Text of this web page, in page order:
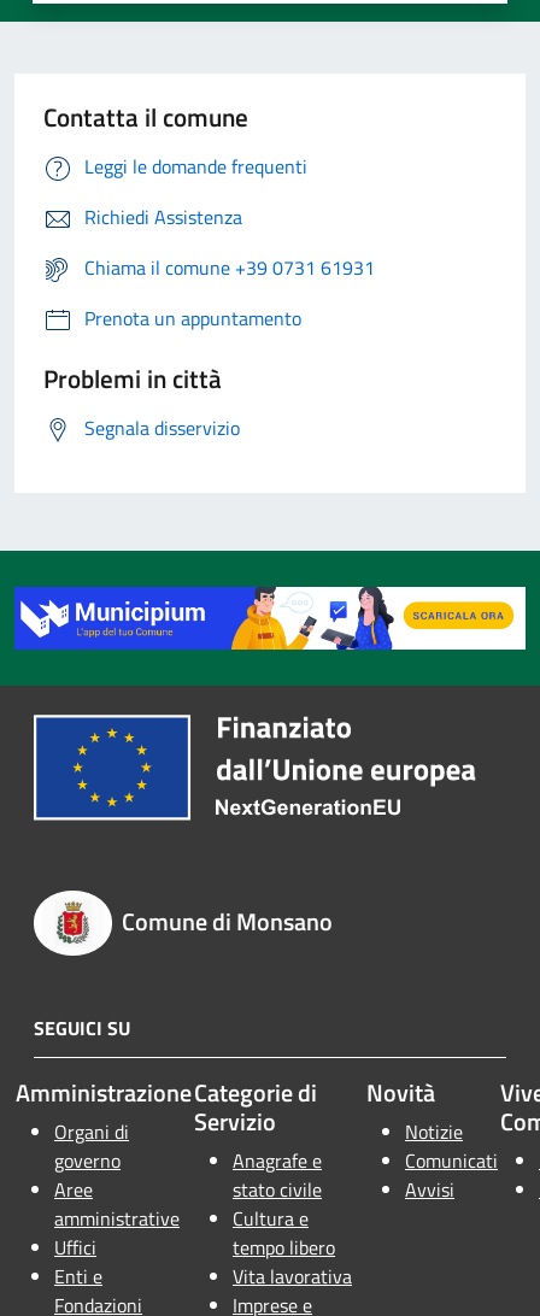
Contatta il comune
Leggi le domande frequenti
Richiedi Assistenza
Chiama il comune +39 0731 61931
Prenota un appuntamento
Problemi in città
Segnala disservizio
Comune di Monsano
SEGUICI SU
Amministrazione
Organi di
governo
Aree
amministrative
Uffici
Enti e
Fondazioni
Categorie di
Servizio
Anagrafe e
stato civile
Cultura e
tempo libero
Vita lavorativa
Imprese e
Novità
Notizie
Comunicati
Avvisi